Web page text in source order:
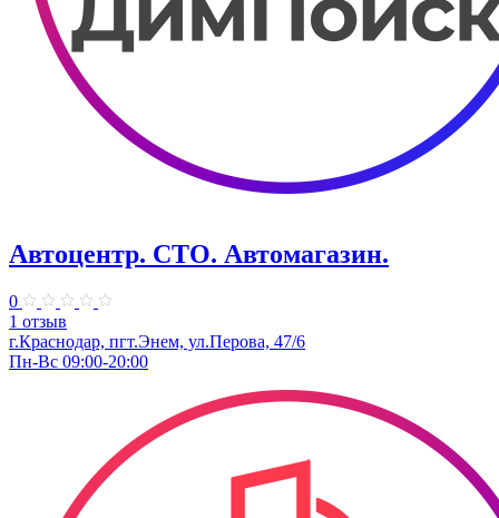
Автоцентр. СТО. Автомагазин.
0
1 отзыв
г.Краснодар, пгт.Энем, ул.Перова, 47/6
Пн-Вс 09:00-20:00